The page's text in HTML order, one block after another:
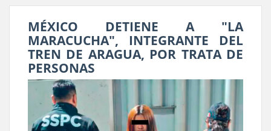
MÉXICO DETIENE A "LA
MARACUCHA", INTEGRANTE DEL
TREN DE ARAGUA, POR TRATA DE
PERSONAS